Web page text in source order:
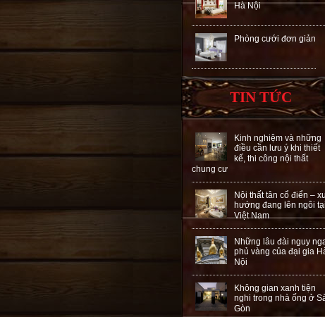
Hà Nội
Phòng cưới đơn giản
TIN TỨC
Kinh nghiệm và những
điều cần lưu ý khi thiết
kế, thi công nội thất
chung cư
Nội thất tân cổ điển –
hướng đang lên ngôi
Việt Nam
Những lâu đài nguy
phủ vàng của đại gia
Nội
Không gian xanh tiện
nghi trong nhà ống ở
Gòn